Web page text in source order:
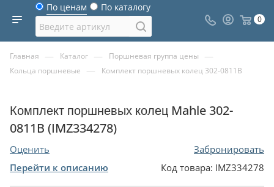
По ценам По каталогу
0
Главная — Каталог — Поршневая группа цены —
Кольца поршневые — Комплект поршневых колец 302-0811B
Комплект поршневых колец Mahle 302-
0811B (IMZ334278)
Оценить
Забронировать
Перейти к описанию
Код товара: IMZ334278